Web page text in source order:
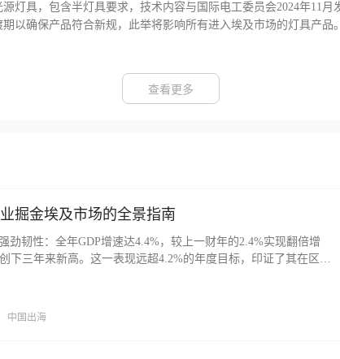
灯具，包含半灯具要求，技术内容与国际电工委员会2024年11月
以确保产品符合新规，此举将影响所有进入埃及市场的灯具产品。
查看更多
掘金埃及市场的全景指南
劲韧性：全年GDP增速达4.4%，较上一财年的2.4%实现翻倍增
下三年来新高。这一表现远超4.2%的年度目标，印证了其在区域
中国出海